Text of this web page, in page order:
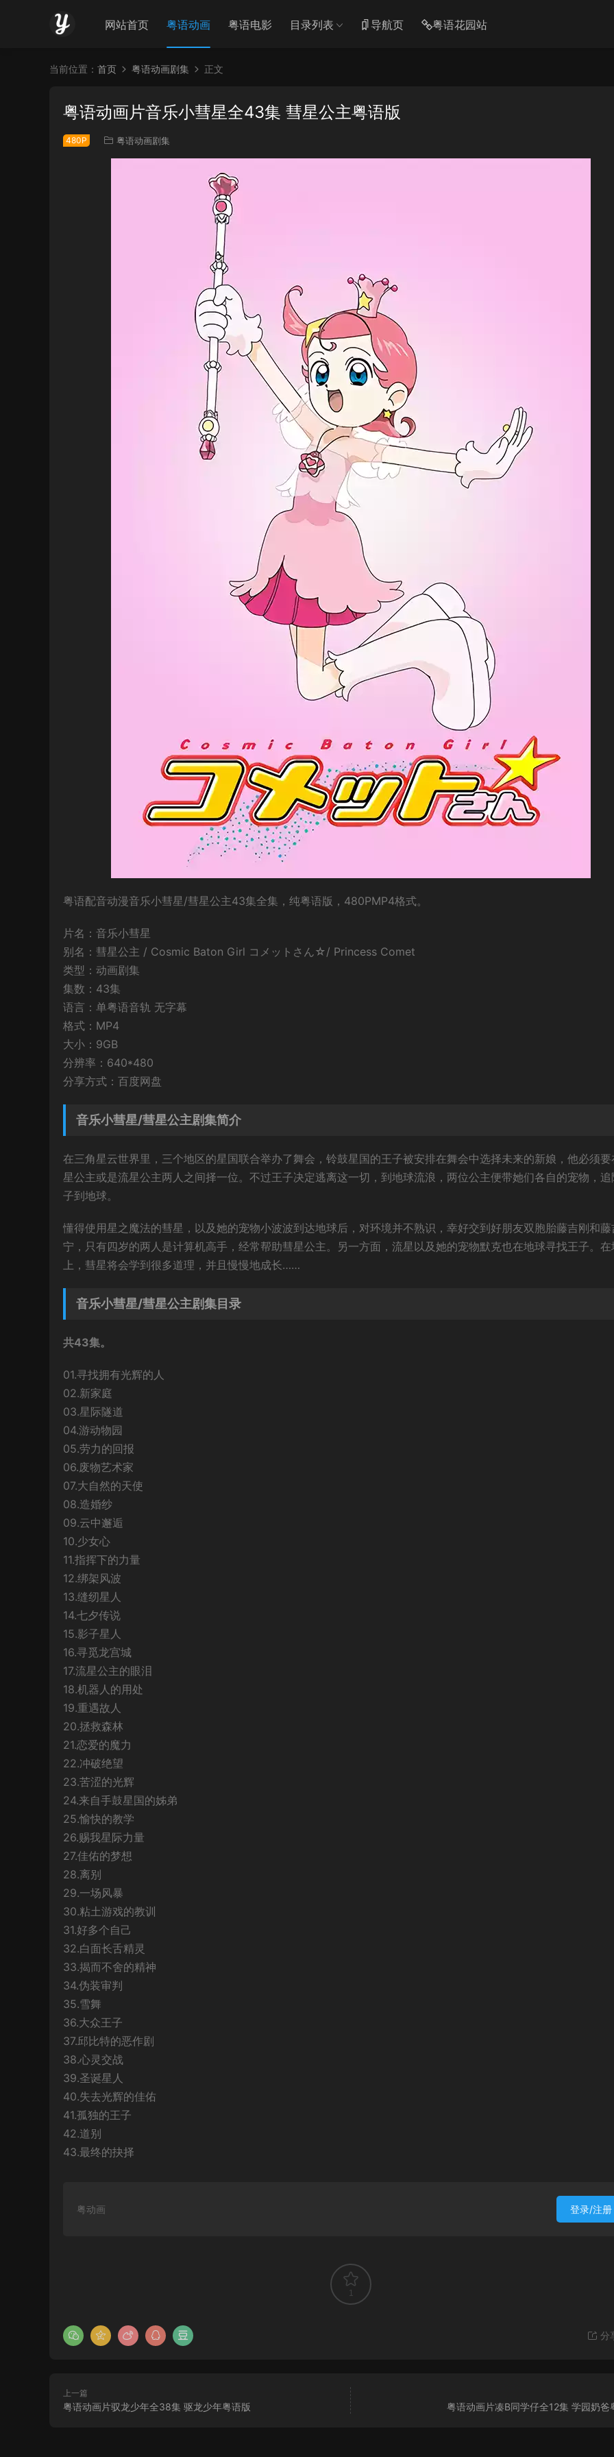
网站首页 粤语动画 粤语电影 目录列表 导航页 粤语花园站
当前位置： 首页 粤语动画剧集 正文
粤语动画片音乐小彗星全43集 彗星公主粤语版
480P 粤语动画剧集
粤语配音动漫音乐小彗星/彗星公主43集全集，纯粤语版，480PMP4格式。
片名：音乐小彗星
别名：彗星公主 / Cosmic Baton Girl コメットさん☆/ Princess Comet
类型：动画剧集
集数：43集
语言：单粤语音轨 无字幕
格式：MP4
大小：9GB
分辨率：640*480
分享方式：百度网盘
音乐小彗星/彗星公主剧集简介
在三角星云世界里，三个地区的星国联合举办了舞会，铃鼓星国的王子被安排在舞会中选择未来的新娘，他必须要
星公主或是流星公主两人之间择一位。不过王子决定逃离这一切，到地球流浪，两位公主便带她们各自的宠物，追
子到地球。
懂得使用星之魔法的彗星，以及她的宠物小波波到达地球后，对环境并不熟识，幸好交到好朋友双胞胎藤吉刚和藤
宁，只有四岁的两人是计算机高手，经常帮助彗星公主。另一方面，流星以及她的宠物默克也在地球寻找王子。在
上，彗星将会学到很多道理，并且慢慢地成长……
音乐小彗星/彗星公主剧集目录
共43集。
01.寻找拥有光辉的人
02.新家庭
03.星际隧道
04.游动物园
05.劳力的回报
06.废物艺术家
07.大自然的天使
08.造婚纱
09.云中邂逅
10.少女心
11.指挥下的力量
12.绑架风波
13.缝纫星人
14.七夕传说
15.影子星人
16.寻觅龙宫城
17.流星公主的眼泪
18.机器人的用处
19.重遇故人
20.拯救森林
21.恋爱的魔力
22.冲破绝望
23.苦涩的光辉
24.来自手鼓星国的姊弟
25.愉快的教学
26.赐我星际力量
27.佳佑的梦想
28.离别
29.一场风暴
30.粘土游戏的教训
31.好多个自己
32.白面长舌精灵
33.揭而不舍的精神
34.伪装审判
35.雪舞
36.大众王子
37.邱比特的恶作剧
38.心灵交战
39.圣诞星人
40.失去光辉的佳佑
41.孤独的王子
42.道别
43.最终的抉择
粤动画 登录/注册
1
分
上一篇
粤语动画片驭龙少年全38集 驱龙少年粤语版 粤语动画片凑B同学仔全12集 学园奶爸